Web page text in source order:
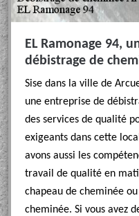
EL Ramonage 94,
débistrage de
Sise dans la ville de
une entreprise de
des services de qualité
exigeants dans cette
avons aussi les
travail de qualité en
chapeau de cheminée
cheminée. Si vous avez